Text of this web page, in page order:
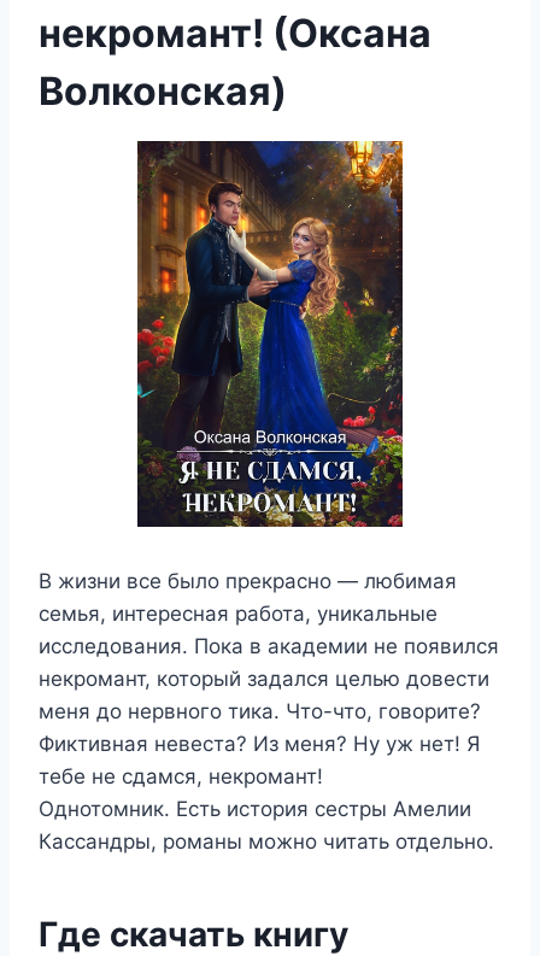
некромант! (Оксана
Волконская)
В жизни все было прекрасно — любимая
семья, интересная работа, уникальные
исследования. Пока в академии не появился
некромант, который задался целью довести
меня до нервного тика. Что-что, говорите?
Фиктивная невеста? Из меня? Ну уж нет! Я
тебе не сдамся, некромант!
Однотомник. Есть история сестры Амелии
Кассандры, романы можно читать отдельно.
Где скачать книгу